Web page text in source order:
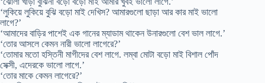
‘লুকিয়ে লুকিয়ে বুঝি বড়ো মাই দেখিস? আমারগুলো ছাড়া আর কার মাই ভালো
লাগে?’
‘আমাদের বাড়ির পাশেই এক গানের ম্যাডাম থাকেন উনারগুলো বেশ ভাল লাগে.’
‘তোর আসলে কেমন নারী ভালো লাগেরে?’
‘তোমার মতো হস্তিনী মাগীদের বেশ লাগে. লম্বা মোটা বড়ো মাই বিশাল পোঁদ
সেক্সী, এদেরকে ভালো লাগে.’
‘তোর মাকে কেমন লাগেরে?’